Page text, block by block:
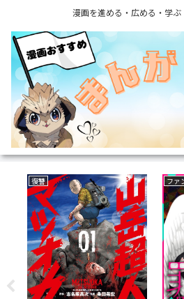
漫画を進める・広める・学ぶ
復讐 ファ